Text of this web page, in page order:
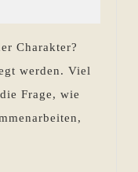
Charakter?
werden. Viel
Frage, wie